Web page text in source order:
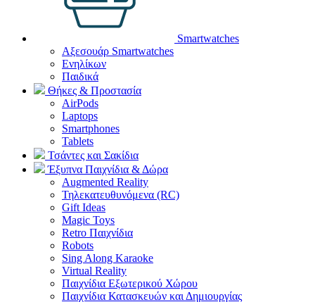
Smartwatches
Αξεσουάρ Smartwatches
Ενηλίκων
Παιδικά
Θήκες & Προστασία
AirPods
Laptops
Smartphones
Tablets
Τσάντες και Σακίδια
Έξυπνα Παιχνίδια & Δώρα
Augmented Reality
Τηλεκατευθυνόμενα (RC)
Gift Ideas
Magic Toys
Retro Παιχνίδια
Robots
Sing Along Karaoke
Virtual Reality
Παιχνίδια Εξωτερικού Χώρου
Παιχνίδια Κατασκευών και Δημιουργίας